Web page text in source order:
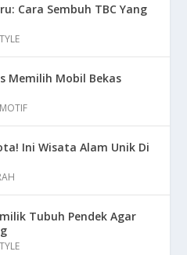
Cara Sembuh TBC Yang
Memilih Mobil Bekas
Ini Wisata Alam Unik Di
Tubuh Pendek Agar